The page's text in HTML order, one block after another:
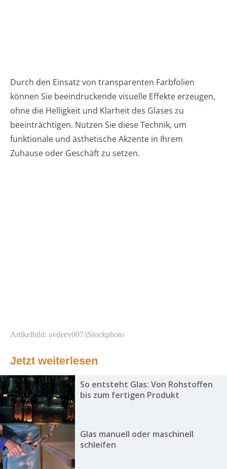
Durch den Einsatz von transparenten Farbfolien
können Sie beeindruckende visuelle Effekte erzeugen,
ohne die Helligkeit und Klarheit des Glases zu
beeinträchtigen. Nutzen Sie diese Technik, um
funktionale und ästhetische Akzente in Ihrem
Zuhause oder Geschäft zu setzen.
Artikelbild: avdeev007/iStockphoto
Jetzt weiterlesen
So entsteht Glas: Von Rohstoffen
bis zum fertigen Produkt
Glas manuell oder maschinell
schleifen